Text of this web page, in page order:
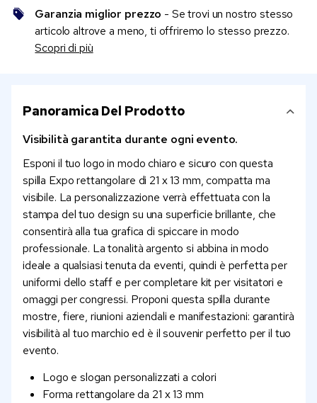
Garanzia miglior prezzo - Se trovi un nostro stesso
articolo altrove a meno, ti offriremo lo stesso prezzo.
Scopri di più
Panoramica Del Prodotto
Visibilità garantita durante ogni evento.
Esponi il tuo logo in modo chiaro e sicuro con questa
spilla Expo rettangolare di 21 x 13 mm, compatta ma
visibile. La personalizzazione verrà effettuata con la
stampa del tuo design su una superficie brillante, che
consentirà alla tua grafica di spiccare in modo
professionale. La tonalità argento si abbina in modo
ideale a qualsiasi tenuta da eventi, quindi è perfetta per
uniformi dello staff e per completare kit per visitatori e
omaggi per congressi. Proponi questa spilla durante
mostre, fiere, riunioni aziendali e manifestazioni: garantirà
visibilità al tuo marchio ed è il souvenir perfetto per il tuo
evento.
Logo e slogan personalizzati a colori
Forma rettangolare da 21 x 13 mm